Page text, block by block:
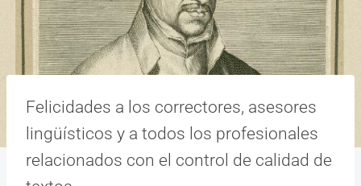
Felicidades a los correctores, asesores
lingüísticos y a todos los profesionales
relacionados con el control de calidad de